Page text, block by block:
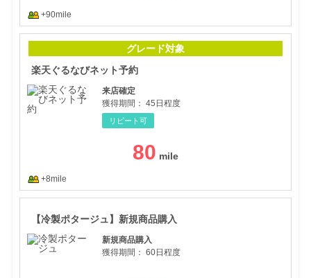
+90mile
グレード対象
楽天ぐるなびネット予約
来店確定
獲得期間： 45日程度
リピート可
80
+8mile
【冷製ポタージュ】新規商品購入
新規商品購入
獲得期間： 60日程度